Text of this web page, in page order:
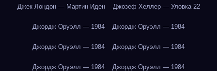
Джек Лондон — Мартин Иден Джозеф Хеллер — Уловка-22
Джордж Оруэлл — 1984 Джордж Оруэлл — 1984
Джордж Оруэлл — 1984 Джордж Оруэлл — 1984
Джордж Оруэлл — 1984 Джордж Оруэлл — 1984